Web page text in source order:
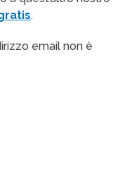
.
email non è